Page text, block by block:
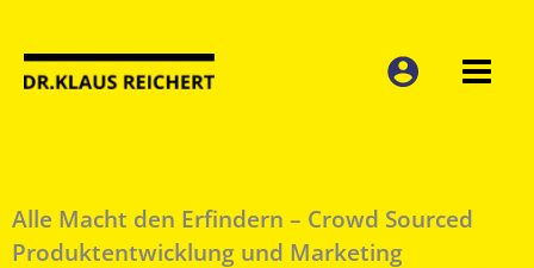
Inhalt
springen
Alle Macht den Erfindern – Crowd Sourced
Produktentwicklung und Marketing